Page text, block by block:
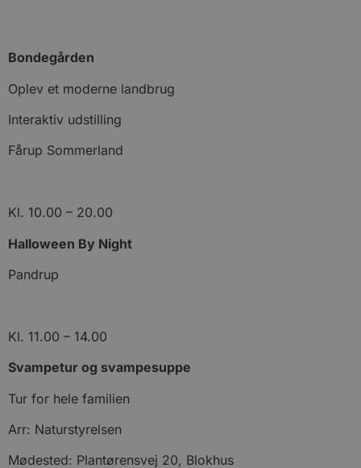
Bondegården
Oplev et moderne landbrug
Interaktiv udstilling
Fårup Sommerland
Kl. 10.00 – 20.00
Halloween By Night
Pandrup
Kl. 11.00 – 14.00
Svampetur og svampesuppe
Tur for hele familien
Arr: Naturstyrelsen
Mødested: Plantørensvej 20, Blokhus